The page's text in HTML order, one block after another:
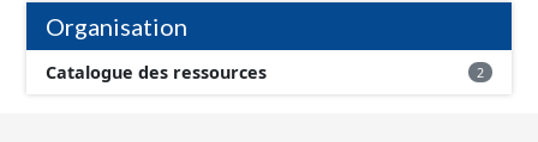
Organisation
Catalogue des ressources 2